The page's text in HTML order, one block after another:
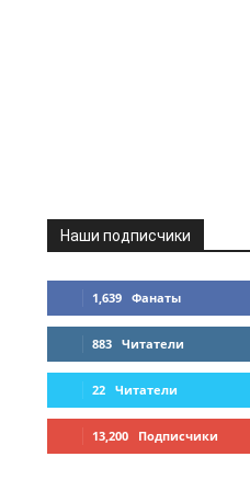
Наши подписчики
1,639 Фанаты
883 Читатели
22 Читатели
13,200 Подписчики